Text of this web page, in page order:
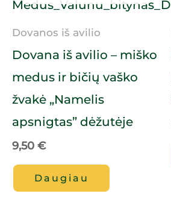
Dovanos iš avilio
Dovana iš avilio – miško
medus ir bičių vaško
žvakė „Namelis
apsnigtas” dėžutėje
9,50 €
Daugiau